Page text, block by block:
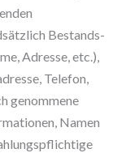
Bestands-
Adresse, etc.),
Telefon,
genommene
Namen